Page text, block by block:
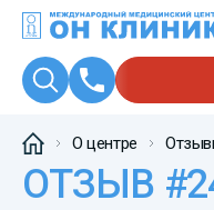
О центре
ОТЗЫВ